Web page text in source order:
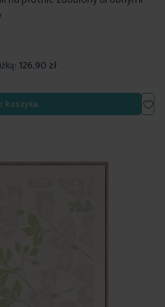
126,90 zł
koszyka